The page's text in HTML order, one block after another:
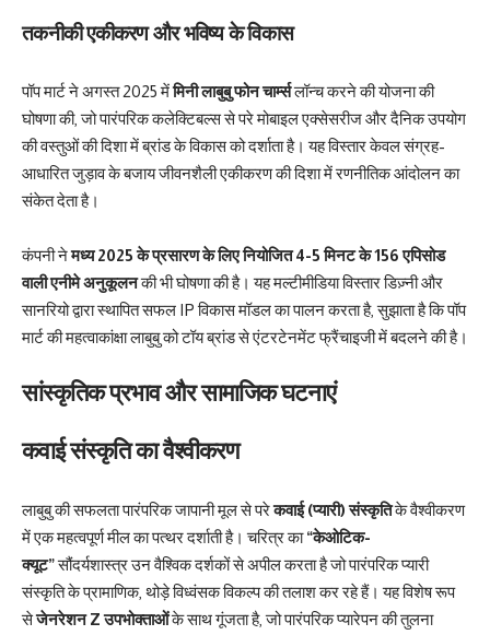
तकनीकी एकीकरण और भविष्य के विकास
पॉप मार्ट ने अगस्त 2025 मेंमिनी लाबुबु फोन चार्म्सलॉन्च करने की योजना की
घोषणा की, जो पारंपरिक कलेक्टिबल्स से परे मोबाइल एक्सेसरीज और दैनिक उपयोग
की वस्तुओं की दिशा में ब्रांड के विकास को दर्शाता है। यह विस्तार केवल संग्रह-
आधारित जुड़ाव के बजाय जीवनशैली एकीकरण की दिशा में रणनीतिक आंदोलन का
संकेत देता है।
कंपनी नेमध्य 2025 के प्रसारण के लिए नियोजित 4-5 मिनट के 156 एपिसोड
वाली एनीमे अनुकूलनकी भी घोषणा की है। यह मल्टीमीडिया विस्तार डिज़्नी और
सानरियो द्वारा स्थापित सफल IP विकास मॉडल का पालन करता है, सुझाता है कि पॉप
मार्ट की महत्वाकांक्षा लाबुबु को टॉय ब्रांड से एंटरटेनमेंट फ्रैंचाइजी में बदलने की है।
सांस्कृतिक प्रभाव और सामाजिक घटनाएं
कवाई संस्कृति का वैश्वीकरण
लाबुबु की सफलता पारंपरिक जापानी मूल से परेकवाई (प्यारी) संस्कृतिके वैश्वीकरण
में एक महत्वपूर्ण मील का पत्थर दर्शाती है। चरित्र का“केओटिक-
क्यूट”सौंदर्यशास्त्र उन वैश्विक दर्शकों से अपील करता है जो पारंपरिक प्यारी
संस्कृति के प्रामाणिक, थोड़े विध्वंसक विकल्प की तलाश कर रहे हैं। यह विशेष रूप
सेजेनरेशन Z उपभोक्ताओंके साथ गूंजता है, जो पारंपरिक प्यारेपन की तुलना